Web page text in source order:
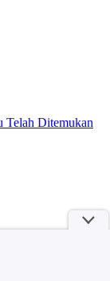
Telah Ditemukan